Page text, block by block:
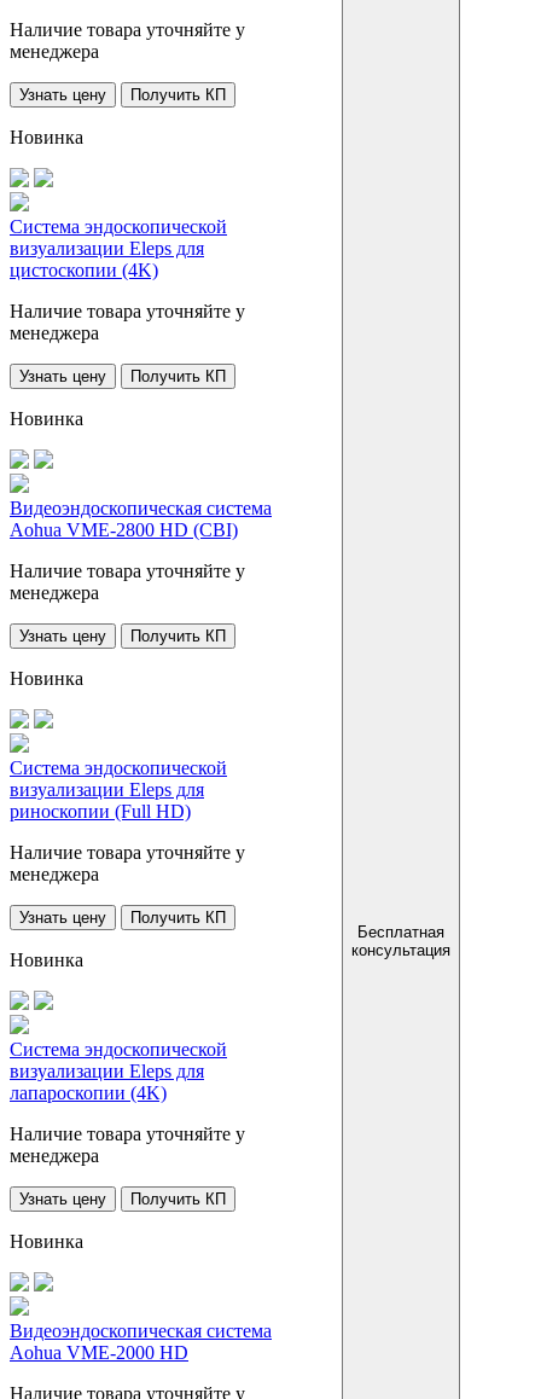
Наличие товара уточняйте у
менеджера
Узнать цену Получить КП
Новинка
Система эндоскопической
визуализации Eleps для
цистоскопии (4K)
Наличие товара уточняйте у
менеджера
Узнать цену Получить КП
Новинка
Видеоэндоскопическая система
Aohua VME-2800 HD (CBI)
Наличие товара уточняйте у
менеджера
Узнать цену Получить КП
Новинка
Система эндоскопической
визуализации Eleps для
риноскопии (Full HD)
Наличие товара уточняйте у
менеджера
Узнать цену Получить КП
Новинка
Система эндоскопической
визуализации Eleps для
лапароскопии (4K)
Наличие товара уточняйте у
менеджера
Узнать цену Получить КП
Новинка
Видеоэндоскопическая система
Aohua VME-2000 HD
Наличие товара уточняйте у
Бесплатная
консультация